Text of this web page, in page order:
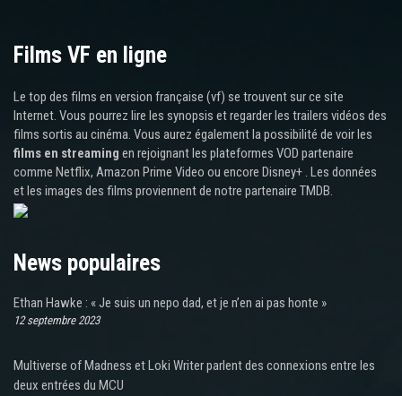
Films VF en ligne
Le top des films en version française (vf) se trouvent sur ce site
Internet. Vous pourrez lire les synopsis et regarder les trailers vidéos des
films sortis au cinéma. Vous aurez également la possibilité de voir les
films en streaming en rejoignant les plateformes VOD partenaire
comme Netflix, Amazon Prime Video ou encore Disney+ . Les données
et les images des films proviennent de notre partenaire TMDB.
News populaires
Ethan Hawke : « Je suis un nepo dad, et je n’en ai pas honte »
12 septembre 2023
Multiverse of Madness et Loki Writer parlent des connexions entre les
deux entrées du MCU